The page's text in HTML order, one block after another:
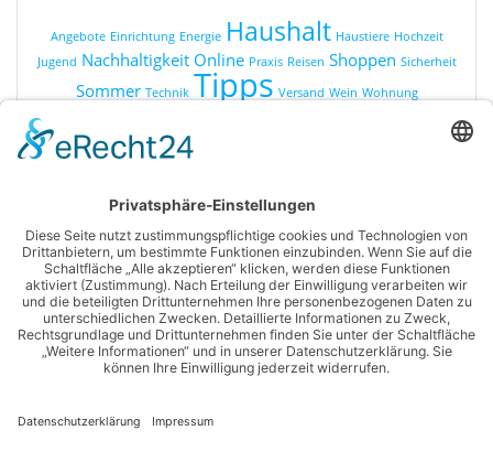
Angebote Einrichtung Energie Haushalt Haustiere Hochzeit
Jugend Nachhaltigkeit Online Praxis Reisen Shoppen Sicherheit
Sommer Technik Tipps Versand Wein Wohnung
Online Shopping
Produkte
Ratgeber
Sonstiges